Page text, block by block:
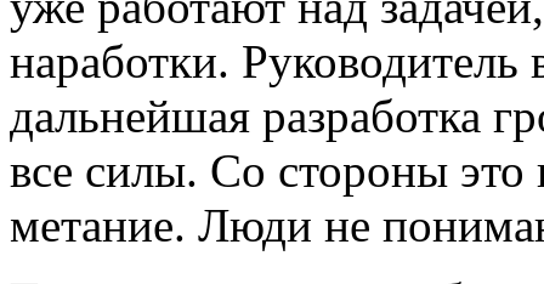
наработки. Руководитель
дальнейшая разработка
все силы. Со стороны это
метание. Люди не